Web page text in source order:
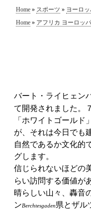
Home » スポーツ » ヨーロ
Home » アフリカ ヨーロッパ
バート・ライヒェン
て開発されました。
「ホワイトゴール
が、それは今日でも
自然であるか文化的
グします。
信じられないほどの
らい訪問する価値が
晴らしい山々、轟音
ンBerchtesgaden県とザル